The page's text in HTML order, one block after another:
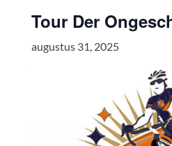
Tour Der
augustus 31, 2025